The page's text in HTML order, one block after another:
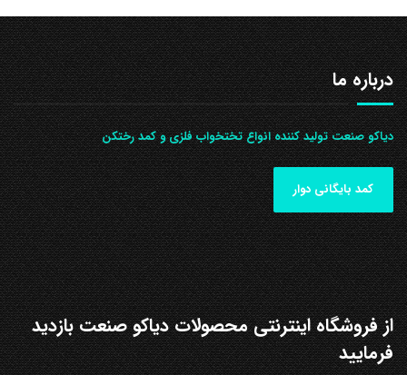
درباره ما
دیاکو صنعت تولید کننده انواع تختخواب فلزی و کمد رختکن
کمد بایگانی دوار
از فروشگاه اینترنتی محصولات دیاکو صنعت بازدید
فرمایید